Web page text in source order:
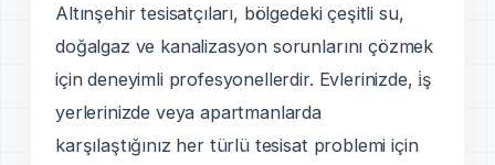
Altınşehir tesisatçıları, bölgedeki çeşitli su,
doğalgaz ve kanalizasyon sorunlarını çözmek
için deneyimli profesyonellerdir. Evlerinizde, i̇ş
yerlerinizde veya apartmanlarda
karşılaştığınız her türlü tesisat problemi için